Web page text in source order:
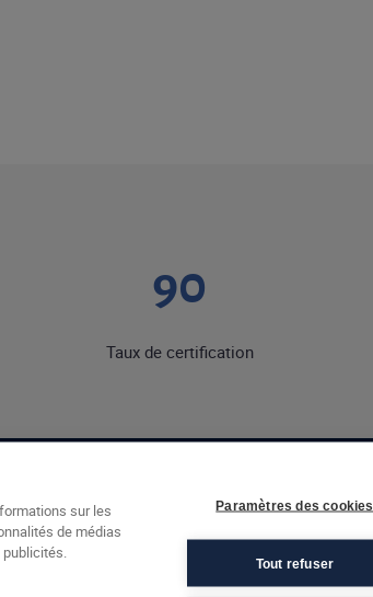
Espace candidats
90
Taux de certification
À PROPOS
Talent
sur les
de médias
Paramètres des cookies
Tout refuser